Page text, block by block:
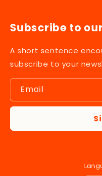
Subscribe to
A short sentence
subscribe to your
Email